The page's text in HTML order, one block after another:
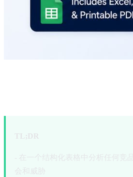
TL;DR
- 在一个结构化表格中分析任何竞
会和威胁